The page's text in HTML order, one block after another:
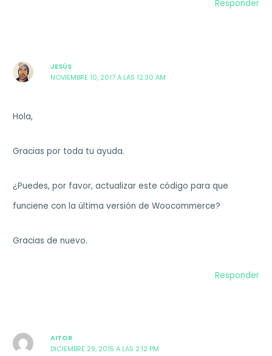
Responder
JESÚS
NOVIEMBRE 10, 2017 A LAS 12:30 AM
Hola,
Gracias por toda tu ayuda.
¿Puedes, por favor, actualizar este código para que
funciene con la última versión de Woocommerce?
Gracias de nuevo.
Responder
AITOR
DICIEMBRE 29, 2015 A LAS 2:12 PM